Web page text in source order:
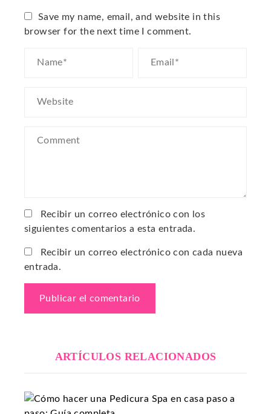
Save my name, email, and website in this
browser for the next time I comment.
Recibir un correo electrónico con los
siguientes comentarios a esta entrada.
Recibir un correo electrónico con cada nueva
entrada.
ARTÍCULOS RELACIONADOS